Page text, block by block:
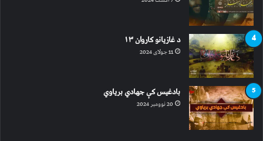
د غازیانو کاروان ۱۳
11 جولای 2024
بادغیس کې جهادي بریاوي
20 نوومبر 2024